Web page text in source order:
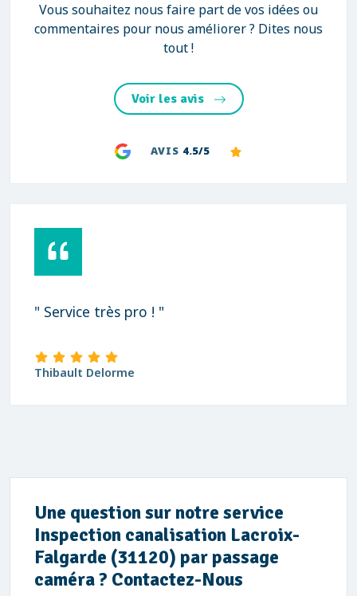
Vous souhaitez nous faire part de vos idées ou
commentaires pour nous améliorer ? Dites nous
tout !
Voir les avis
AVIS 4.5/5
" Service très pro ! "
Thibault Delorme
Une question sur notre service
Inspection canalisation Lacroix-
Falgarde (31120) par passage
caméra ? Contactez-Nous